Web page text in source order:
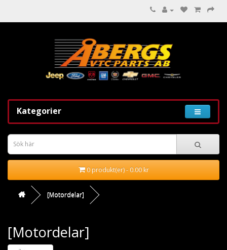
Kategorier
0 produkt(er) - 0.00 kr
[Motordelar]
[Motordelar]